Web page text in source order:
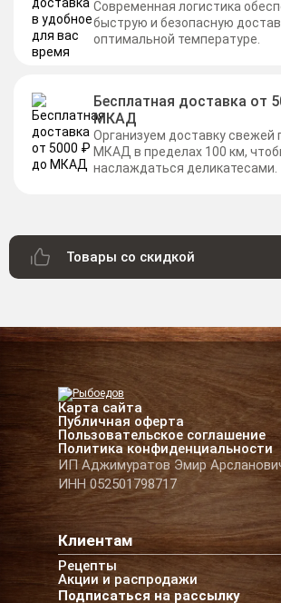
Современная логистика
быструю и безопасную
оптимальной температуре.
Бесплатная доставка от
МКАД
Организуем доставку свежей
МКАД в пределах 100 км,
наслаждаться деликатесами.
Товары со скидкой
Карта сайта
Публичная оферта
Пользовательское соглашение
Политика конфиденциальности
ИП Аджимуратов Эмир
ИНН 052501798717
Клиентам
Рецепты
Акции и распродажи
Подписаться на рассылку